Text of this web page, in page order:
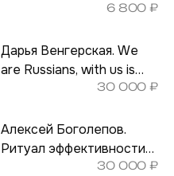
6 800₽
Дарья Венгерская. We
are Russians, with us is
God knows what I. 40х50
30 000₽
Алексей Боголепов.
Ритуал эффективности
30 000₽